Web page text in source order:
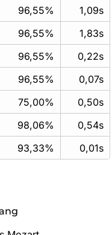
96,55%
1,09s
96,55%
1,83s
96,55%
0,22s
96,55%
0,07s
75,00%
0,50s
98,06%
0,54s
93,33% 0,01s